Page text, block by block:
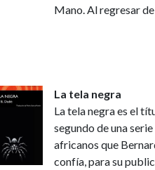
Mano. Al regresar del
La tela negra
La tela negra es el
segundo de una
africanos que
confía, para su